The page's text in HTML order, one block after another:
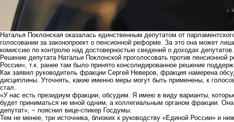
Наталья Поклонская оказалась единственным депутатом от
голосовании за законопроект о пенсионной реформе. За это она может
комиссию по контролю над достоверностью сведений о доходах депутатов.
Решение депутата Натальи Поклонской проголосовать против
России», т.к. ранее там было принято консолидированное решение
Как заявил руководитель фракции Сергей Неверов, фракция намерена
дисциплины. Уточнять, какие именно меры могут быть применены, к
стал.
«У нас есть президиум фракции, обсудим. Я имею в виду варианты,
будет приниматься не мной одним, а коллегиальным органом фракции.
депутат», − пояснил вице-спикер Госдумы.
Тем не менее, три источника, близких к руководству «Единой России» и